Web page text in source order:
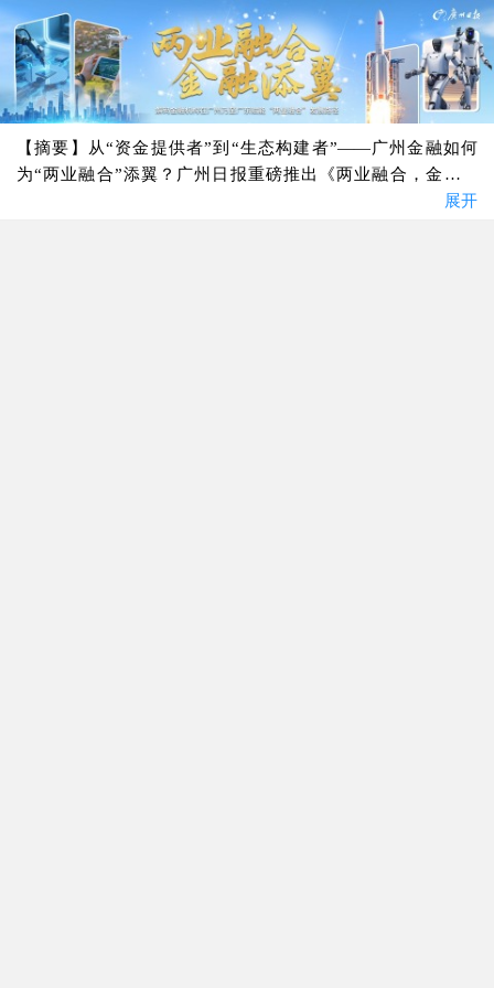
【摘要】从“资金提供者”到“生态构建者”——广州金融如何
为“两业融合”添翼？广州日报重磅推出《两业融合，金融添
翼》主题调研报告，解码投贷联动、全周期服务、跨境金融的
展开